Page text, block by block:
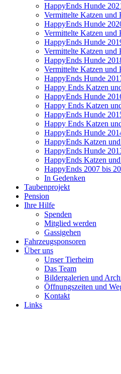
HappyEnds Hunde
Vermittelte Katzen und
HappyEnds Hunde
Vermittelte Katzen und
HappyEnds Hunde
Vermittelte Katzen und
HappyEnds Hunde
Vermittelte Katzen und
HappyEnds Hunde
Happy Ends Katzen
HappyEnds Hunde
Happy Ends Katzen
HappyEnds Hunde
Happy Ends Katzen
HappyEnds Hunde
HappyEnds Katzen
HappyEnds Hunde
HappyEnds Katzen
HappyEnds 2007 bis
In Gedenken
Taubenprojekt
Pension
Ihre Hilfe
Spenden
Mitglied werden
Gassigehen
Fahrzeugsponsoren
Über uns
Unser Tierheim
Das Team
Bildergalerien und
Öffnungszeiten und
Kontakt
Links